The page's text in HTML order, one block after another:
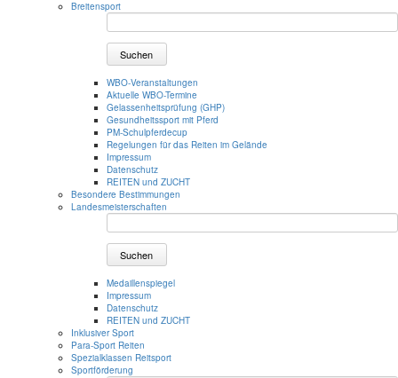
Breitensport
Suchen
WBO-Veranstaltungen
Aktuelle WBO-Termine
Gelassenheitsprüfung (GHP)
Gesundheitssport mit Pferd
PM-Schulpferdecup
Regelungen für das Reiten im Gelände
Impressum
Datenschutz
REITEN und ZUCHT
Besondere Bestimmungen
Landesmeisterschaften
Suchen
Medaillenspiegel
Impressum
Datenschutz
REITEN und ZUCHT
Inklusiver Sport
Para-Sport Reiten
Spezialklassen Reitsport
Sportförderung